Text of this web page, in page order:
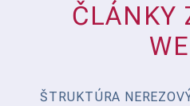
ČLÁNKY
ŠTRUKTÚRA